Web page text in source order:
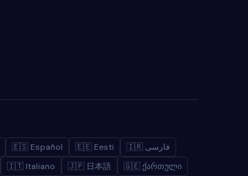
🇪🇸 Español 🇪🇪 Eesti
🇮🇷 فارسی
🇮🇹 Italiano 🇯🇵 日本語 🇬🇪 ქართული